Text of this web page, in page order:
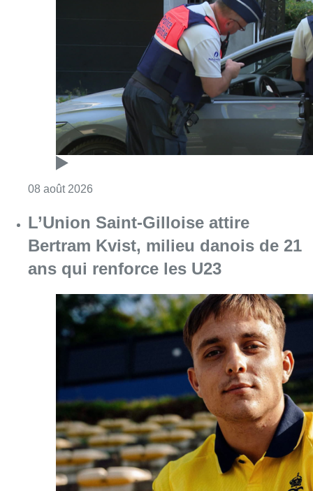
08 août 2026
L’Union Saint-Gilloise attire
Bertram Kvist, milieu danois de 21
ans qui renforce les U23